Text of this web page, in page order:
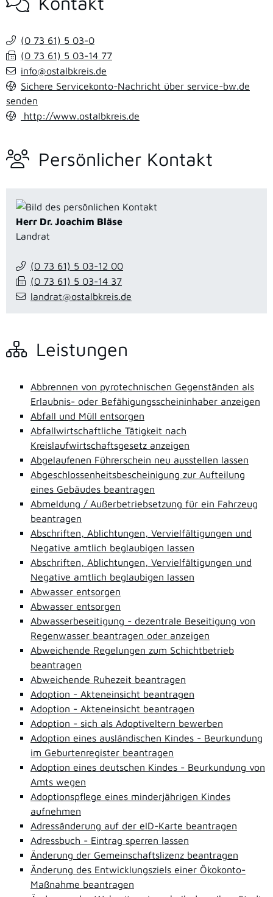
(0 73 61) 5 03-0
(0 73 61) 5 03-14 77
info@ostalbkreis.de
Sichere Servicekonto-Nachricht über service-bw.de
senden
http://www.ostalbkreis.de
Persönlicher Kontakt
Herr Dr. Joachim Bläse
Landrat
(0 73 61) 5 03-12 00
(0 73 61) 5 03-14 37
landrat@ostalbkreis.de
Leistungen
Abbrennen von pyrotechnischen Gegenständen als
Erlaubnis- oder Befähigungsscheininhaber anzeigen
Abfall und Müll entsorgen
Abfallwirtschaftliche Tätigkeit nach
Kreislaufwirtschaftsgesetz anzeigen
Abgelaufenen Führerschein neu ausstellen lassen
Abgeschlossenheitsbescheinigung zur Aufteilung
eines Gebäudes beantragen
Abmeldung / Außerbetriebsetzung für ein Fahrzeug
beantragen
Abschriften, Ablichtungen, Vervielfältigungen und
Negative amtlich beglaubigen lassen
Abschriften, Ablichtungen, Vervielfältigungen und
Negative amtlich beglaubigen lassen
Abwasser entsorgen
Abwasser entsorgen
Abwasserbeseitigung - dezentrale Beseitigung von
Regenwasser beantragen oder anzeigen
Abweichende Regelungen zum Schichtbetrieb
beantragen
Abweichende Ruhezeit beantragen
Adoption - Akteneinsicht beantragen
Adoption - Akteneinsicht beantragen
Adoption - sich als Adoptiveltern bewerben
Adoption eines ausländischen Kindes - Beurkundung
im Geburtenregister beantragen
Adoption eines deutschen Kindes - Beurkundung von
Amts wegen
Adoptionspflege eines minderjährigen Kindes
aufnehmen
Adressänderung auf der eID-Karte beantragen
Adressbuch - Eintrag sperren lassen
Änderung der Gemeinschaftslizenz beantragen
Änderung des Entwicklungsziels einer Ökokonto-
Maßnahme beantragen